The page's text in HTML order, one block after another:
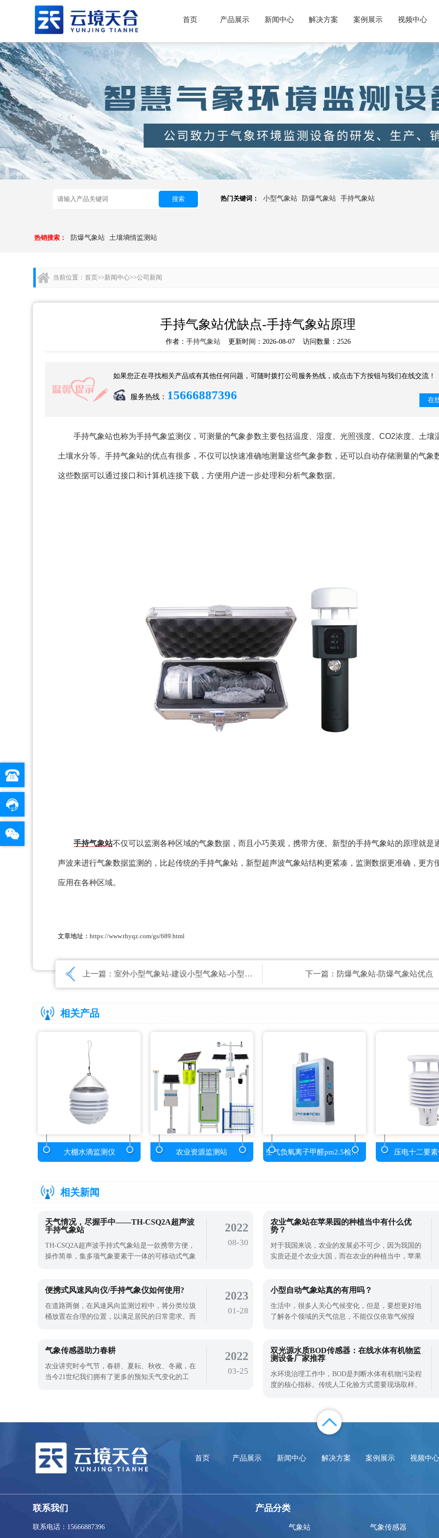
首页 产品展示 新闻中心 解决方案 案例展示 视频中心
搜索 热门关键词： 小型气象站 防爆气象站 手持气象站
热销搜索： 防爆气象站 土壤墒情监测站
当前位置：首页>>新闻中心>>公司新闻
手持气象站优缺点-手持气象站原理
作者： 手持气象站更新时间：2026-08-07 访问数量：2526
如果您正在寻找相关产品或有其他任何问题，可随时拨打公司服务热线，或点击下方按钮与我们在线交流！
服务热线： 15666887396 在
手持气象站也称为手持气象监测仪，可测量的气象参数主要包括温度、湿度、光照强度、CO2浓度、土壤
土壤水分等。手持气象站的优点有很多，不仅可以快速准确地测量这些气象参数，还可以自动存储测量的气象
这些数据可以通过接口和计算机连接下载，方便用户进一步处理和分析气象数据。
手持气象站不仅可以监测各种区域的气象数据，而且小巧美观，携带方便。 新型的手持气象站的原理就是
声波来进行气象数据监测的，比起传统的手持气象站，新型超声波气象站结构更紧凑，监测数据更准确，更方
应用在各种区域。
文章地址：https://www.thyqz.com/gs/689.html
上一篇：室外小型气象站-建设小型气象站-小型气象站要素 下一篇： 防爆气象站-防爆气象站优点
相关产品
大棚水滴监测仪 农业资源监测站 空气负氧离子甲醛pm2.5检测仪 压电十二要
相关新闻
天气情况，尽握手中——TH-CSQ2A超声波
手持气象站
TH-CSQ2A超声波手持式气象站是一款携带方便，
操作简单，集多项气象要素于一体的可移动式气象
产品为一体化设备，无零部件，耗损小，为用户免
用在农业、林业、环保、水利、气象研究、
2022
08-30
农业气象站在苹果园的种植当中有什么优
势？
对于我国来说，农业的发展必不可少，因为我国的
实质还是个农业大国，而在农业的种植当中，苹果
非常重要，因为气象灾害对于苹果的生长影响非常
项气象要素于一体的可移动式气象观
便携式风速风向仪/手持气象仪如何使用?
在道路两侧，在风速风向监测过程中，将分类垃圾
桶放置在合理的位置，以满足居民的日常需求。而
速风向对我们城市建设有重要的影响，所以使用便
风速风向仪/手持气象仪如何使用?便携式
2023
01-28
小型自动气象站真的有用吗？
生活中，很多人关心气候变化，但是，要想更好地
了解各个领域的天气信息，不能仅仅依靠气候报
同，制动器可以根据区域需求监测检测多个要素，
自动生成消息，无需人工干预，发送到相应的气象
站，弥补数据探索的空白。此外，自动气象站
气象传感器助力春耕
农业讲究时令气节，春耕、夏耘、秋收、冬藏，在
当今21世纪我们拥有了更多的预知天气变化的工
2022
03-25
双光源水质BOD传感器：在线水体有机物监
测设备厂家推荐
水环境治理工作中，BOD是判断水体有机物污染程
度的核心指标。传统人工化验方式需要现场取样、
水质传感器容易受水体浊度、色度、杂质干扰，检
测数据偏差大，日常维护频率高。想要做到长期稳
首页 产品展示 新闻中心 解决方案 案例展示 视频中
联系我们
联系电话：15666887396
产品分类
气象站 气象传感器